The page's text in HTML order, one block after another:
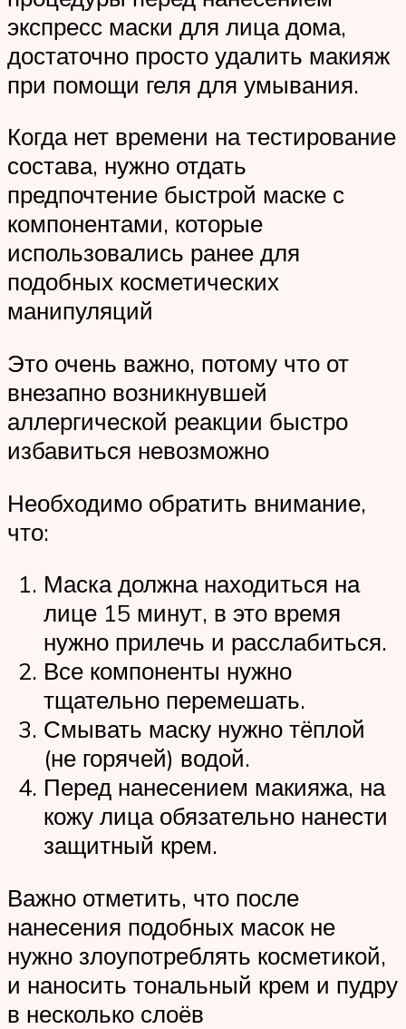
экспресс маски для лица дома,
достаточно просто удалить макияж
при помощи геля для умывания.
Когда нет времени на тестирование
состава, нужно отдать
предпочтение быстрой маске с
компонентами, которые
использовались ранее для
подобных косметических
манипуляций
Это очень важно, потому что от
внезапно возникнувшей
аллергической реакции быстро
избавиться невозможно
Необходимо обратить внимание,
что:
Маска должна находиться на
лице 15 минут, в это время
нужно прилечь и расслабиться.
Все компоненты нужно
тщательно перемешать.
Смывать маску нужно тёплой
(не горячей) водой.
Перед нанесением макияжа, на
кожу лица обязательно нанести
защитный крем.
Важно отметить, что после
нанесения подобных масок не
нужно злоупотреблять косметикой,
и наносить тональный крем и пудру
в несколько слоёв